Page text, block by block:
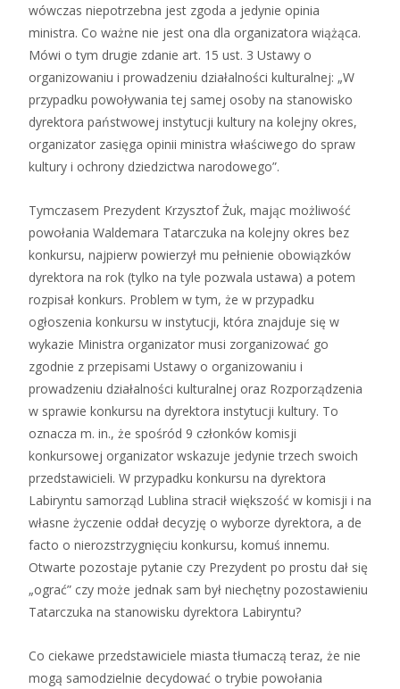
wówczas niepotrzebna jest zgoda a jedynie opinia
ministra. Co ważne nie jest ona dla organizatora wiążąca.
Mówi o tym drugie zdanie art. 15 ust. 3 Ustawy o
organizowaniu i prowadzeniu działalności kulturalnej: „W
przypadku powoływania tej samej osoby na stanowisko
dyrektora państwowej instytucji kultury na kolejny okres,
organizator zasięga opinii ministra właściwego do spraw
kultury i ochrony dziedzictwa narodowego”.
Tymczasem Prezydent Krzysztof Żuk, mając możliwość
powołania Waldemara Tatarczuka na kolejny okres bez
konkursu, najpierw powierzył mu pełnienie obowiązków
dyrektora na rok (tylko na tyle pozwala ustawa) a potem
rozpisał konkurs. Problem w tym, że w przypadku
ogłoszenia konkursu w instytucji, która znajduje się w
wykazie Ministra organizator musi zorganizować go
zgodnie z przepisami Ustawy o organizowaniu i
prowadzeniu działalności kulturalnej oraz Rozporządzenia
w sprawie konkursu na dyrektora instytucji kultury. To
oznacza m. in., że spośród 9 członków komisji
konkursowej organizator wskazuje jedynie trzech swoich
przedstawicieli. W przypadku konkursu na dyrektora
Labiryntu samorząd Lublina stracił większość w komisji i na
własne życzenie oddał decyzję o wyborze dyrektora, a de
facto o nierozstrzygnięciu konkursu, komuś innemu.
Otwarte pozostaje pytanie czy Prezydent po prostu dał się
„ograć” czy może jednak sam był niechętny pozostawieniu
Tatarczuka na stanowisku dyrektora Labiryntu?
Co ciekawe przedstawiciele miasta tłumaczą teraz, że nie
mogą samodzielnie decydować o trybie powołania